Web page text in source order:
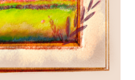
Graphic Create圖文創作